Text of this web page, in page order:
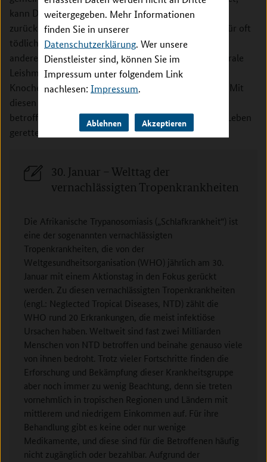
weitergegeben. Mehr Informationen
finden Sie in unserer
Datenschutzerklärung. Wer unsere
Dienstleister sind, können Sie im
Impressum unter folgendem Link
nachlesen: Impressum.
Ablehnen Akzeptieren
kann DNDi auf eine beeindruckende Geschichte
zurückblicken. Seit 2003 hat DNDi zwölf Therapien für oft
tödlich verlaufende Krankheiten bereitgestellt, unter
anderem für die durch Sandmücken ausgelöste viszerale
Leishmaniose (Kala-Azar), die insbesondere das
Knochenmark, Lymphknoten, Leber und Milz befällt. Mit
diesen Therapien, die sich an den Bedürfnissen der
betroffenen Kranken orientieren, konnten Millionen Leben
gerettet werden.
30. Januar – Welttag der
vernachlässigten Tropenkrankheiten
Die Afrikanische Trypanosomiasis („Schlafkrankheit“) ist
eine der sogenannten vernachlässigten
Tropenkrankheiten, die von der
Weltgesundheitsorganisation (WHO) jährlich am 30.
Januar mit einem Aktionstag in den Fokus gerückt
werden. Zu diesen vernachlässigten Tropenkrankheiten
(engl.: Neglected Tropical Diseases, NTD) zählt die
WHO rund 20 Erkrankungen, die meist infektiöse
Ursachen haben. Weltweit sind fast zwei Milliarden
Menschen von NTD betroffen und beinahe genauso viele
von ihnen bedroht. Trotz vieler Fortschritte finden die
Erforschung und Bekämpfung dieser Krankheitsgruppe
aber noch immer zu wenig Beachtung, denn sie treten
vornehmlich in tropischen Regionen und Ländern mit
mittlerem und niedrigem Einkommen auf. Für ihre
Behandlung gibt es keine oder nur wenige
Medikamente, und diese sind für die Betroffenen häufig
nicht zugänglich oder bezahlbar. Aufgrund der